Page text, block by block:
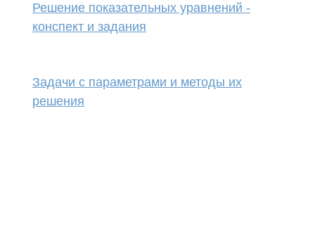
Решение показательных уравнений -
конспект и задания
Задачи с параметрами и методы их
решения